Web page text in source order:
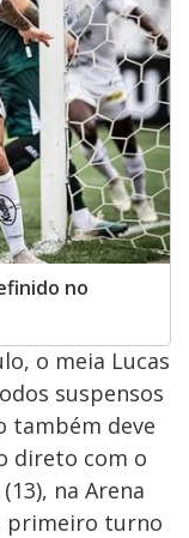
no
o meia Lucas
suspensos
também deve
direto com o
na Arena
primeiro turno